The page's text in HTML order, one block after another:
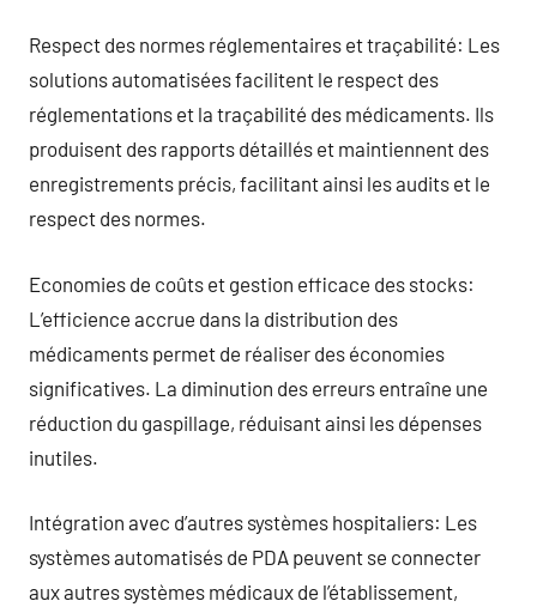
Respect des normes réglementaires et traçabilité: Les
solutions automatisées facilitent le respect des
réglementations et la traçabilité des médicaments. Ils
produisent des rapports détaillés et maintiennent des
enregistrements précis, facilitant ainsi les audits et le
respect des normes.
Economies de coûts et gestion efficace des stocks:
L’efficience accrue dans la distribution des
médicaments permet de réaliser des économies
significatives. La diminution des erreurs entraîne une
réduction du gaspillage, réduisant ainsi les dépenses
inutiles.
Intégration avec d’autres systèmes hospitaliers: Les
systèmes automatisés de PDA peuvent se connecter
aux autres systèmes médicaux de l’établissement,